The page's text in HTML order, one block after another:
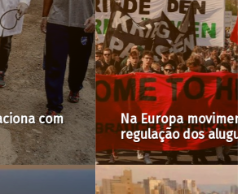
sociais conquistam